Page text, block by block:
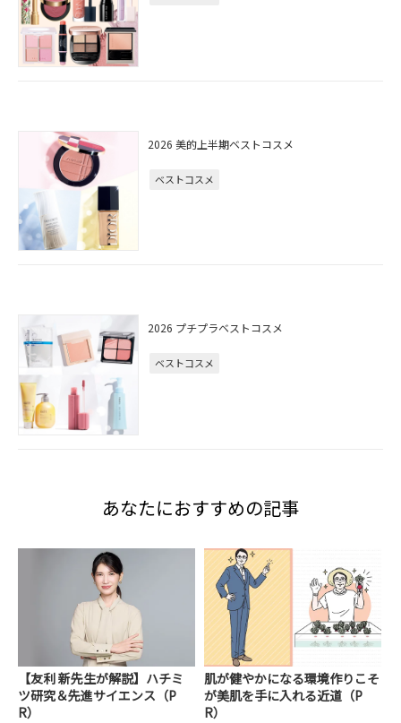
2026 美的上半期ベストコスメ
ベストコスメ
2026 プチプラベストコスメ
ベストコスメ
あなたにおすすめの記事
【友利 新先生が解説】ハチミ
ツ研究＆先進サイエンス（P
R）
肌が健やかになる環境作りこそ
が美肌を手に入れる近道（P
R）